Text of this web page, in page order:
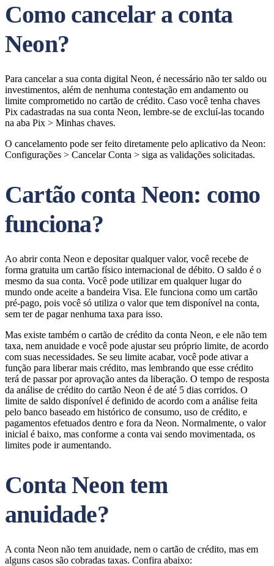
Como cancelar a conta
Neon?
Para cancelar a sua conta digital Neon, é necessário não ter saldo ou
investimentos, além de nenhuma contestação em andamento ou
limite comprometido no cartão de crédito. Caso você tenha chaves
Pix cadastradas na sua conta Neon, lembre-se de excluí-las tocando
na aba Pix > Minhas chaves.
O cancelamento pode ser feito diretamente pelo aplicativo da Neon:
Configurações > Cancelar Conta > siga as validações solicitadas.
Cartão conta Neon: como
funciona?
Ao abrir conta Neon e depositar qualquer valor, você recebe de
forma gratuita um cartão físico internacional de débito. O saldo é o
mesmo da sua conta. Você pode utilizar em qualquer lugar do
mundo onde aceite a bandeira Visa. Ele funciona como um cartão
pré-pago, pois você só utiliza o valor que tem disponível na conta,
sem ter de pagar nenhuma taxa para isso.
Mas existe também o cartão de crédito da conta Neon, e ele não tem
taxa, nem anuidade e você pode ajustar seu próprio limite, de acordo
com suas necessidades. Se seu limite acabar, você pode ativar a
função para liberar mais crédito, mas lembrando que esse crédito
terá de passar por aprovação antes da liberação. O tempo de resposta
da análise de crédito do cartão Neon é de até 5 dias corridos. O
limite de saldo disponível é definido de acordo com a análise feita
pelo banco baseado em histórico de consumo, uso de crédito, e
pagamentos efetuados dentro e fora da Neon. Normalmente, o valor
inicial é baixo, mas conforme a conta vai sendo movimentada, os
limites pode ir aumentando.
Conta Neon tem
anuidade?
A conta Neon não tem anuidade, nem o cartão de crédito, mas em
alguns casos são cobradas taxas. Confira abaixo: